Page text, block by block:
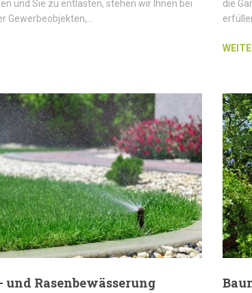
und Sie zu entlasten, stehen wir Ihnen bei
Gewerbeobjekten,…
die
und Rasenbewässerung